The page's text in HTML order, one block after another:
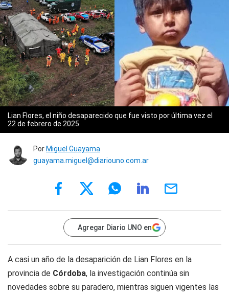
Lian Flores, el niño desaparecido que fue visto por última vez el
22 de febrero de 2025.
Por Miguel Guayama
guayama.miguel@diariouno.com.ar
Agregar Diario UNO en
A casi un año de la desaparición de Lian Flores en la
provincia de Córdoba, la investigación continúa sin
novedades sobre su paradero, mientras siguen vigentes las